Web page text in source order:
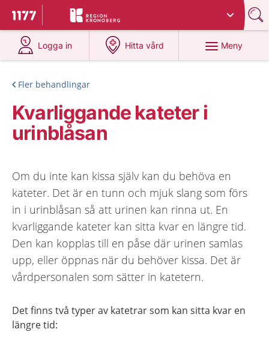
Till startsidan för 1177
Du har valt region
Logga in
på 1177.se
Hitta vård
på 1177.se
Meny
Fler behandlingar
Kvarliggande kateter i
urinblåsan
Om du inte kan kissa själv kan du behöva en
kateter. Det är en tunn och mjuk slang som förs
in i urinblåsan så att urinen kan rinna ut. En
kvarliggande kateter kan sitta kvar en längre tid.
Den kan kopplas till en påse där urinen samlas
upp, eller öppnas när du behöver kissa. Det är
vårdpersonalen som sätter in katetern.
Det finns två typer av katetrar som kan sitta kvar en
längre tid: